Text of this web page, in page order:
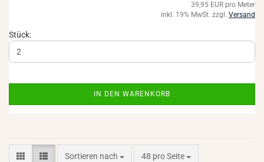
39,95 EUR pro Meter
inkl. 19% MwSt. zzgl. Versand
Stück:
IN DEN WARENKORB
Sortieren nach
Sortieren nach 48 pro Seite
pro Seite